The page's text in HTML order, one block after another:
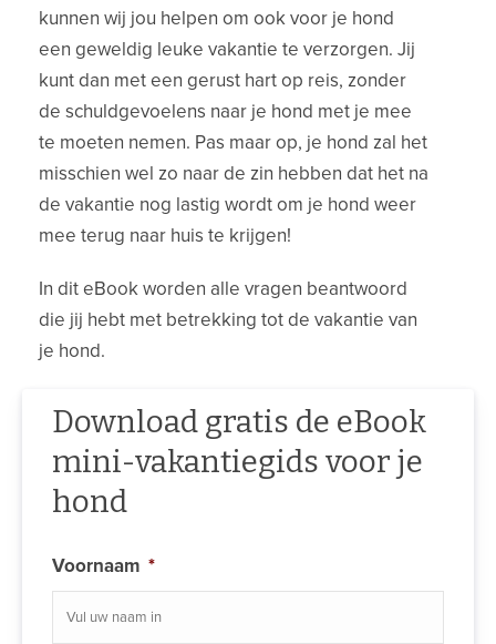
kunnen wij jou helpen om ook voor je hond
een geweldig leuke vakantie te verzorgen. Jij
kunt dan met een gerust hart op reis, zonder
de schuldgevoelens naar je hond met je mee
te moeten nemen. Pas maar op, je hond zal het
misschien wel zo naar de zin hebben dat het na
de vakantie nog lastig wordt om je hond weer
mee terug naar huis te krijgen!
In dit eBook worden alle vragen beantwoord
die jij hebt met betrekking tot de vakantie van
je hond.
Download gratis de eBook
mini-vakantiegids voor je
hond
Voornaam *